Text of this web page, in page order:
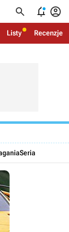
  
Listy Recenzje
Seria